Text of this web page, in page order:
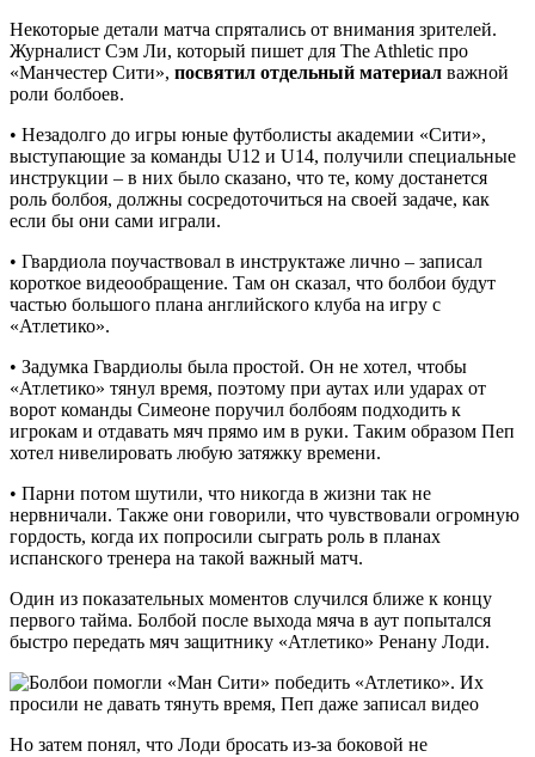
Некоторые детали матча спрятались от внимания зрителей.
Журналист Сэм Ли, который пишет для The Athletic про
«Манчестер Сити», посвятил отдельный материал важной
роли болбоев.
•‎ Незадолго до игры юные футболисты академии «Сити»,
выступающие за команды U12 и U14, получили специальные
инструкции – в них было сказано, что те, кому достанется
роль болбоя, должны сосредоточиться на своей задаче, как
если бы они сами играли.
•‎ Гвардиола поучаствовал в инструктаже лично – записал
короткое видеообращение. Там он сказал, что болбои будут
частью большого плана английского клуба на игру с
«Атлетико».
•‎ Задумка Гвардиолы была простой. Он не хотел, чтобы
«Атлетико» тянул время, поэтому при аутах или ударах от
ворот команды Симеоне поручил болбоям подходить к
игрокам и отдавать мяч прямо им в руки. Таким образом Пеп
хотел нивелировать любую затяжку времени.
•‎ Парни потом шутили, что никогда в жизни так не
нервничали. Также они говорили, что чувствовали огромную
гордость, когда их попросили сыграть роль в планах
испанского тренера на такой важный матч.
Один из показательных моментов случился ближе к концу
первого тайма. Болбой после выхода мяча в аут попытался
быстро передать мяч защитнику «Атлетико» Ренану Лоди.
Но затем понял, что Лоди бросать из-за боковой не